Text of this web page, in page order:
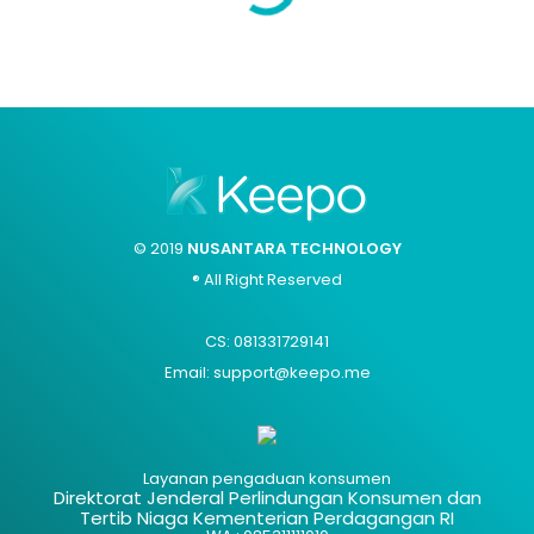
© 2019 NUSANTARA TECHNOLOGY
® All Right Reserved
CS: 081331729141
Email: support@keepo.me
Layanan pengaduan konsumen
Direktorat Jenderal Perlindungan Konsumen dan
Tertib Niaga Kementerian Perdagangan RI